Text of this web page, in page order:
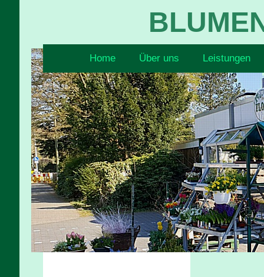
Home Über uns Leistungen